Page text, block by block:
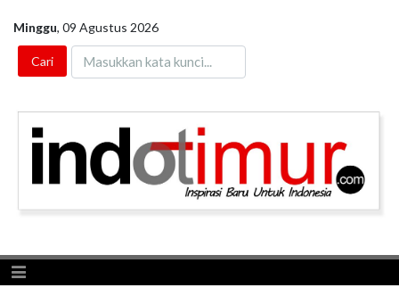
Minggu, 09 Agustus 2026
Toggle navigation